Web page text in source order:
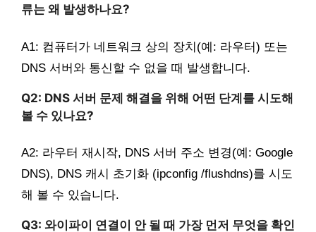
류는 왜 발생하나요?
A1: 컴퓨터가 네트워크 상의 장치(예: 라우터) 또는
DNS 서버와 통신할 수 없을 때 발생합니다.
Q2: DNS 서버 문제 해결을 위해 어떤 단계를 시도해
볼 수 있나요?
A2: 라우터 재시작, DNS 서버 주소 변경(예: Google
DNS), DNS 캐시 초기화 (ipconfig /flushdns)를 시도
해 볼 수 있습니다.
Q3: 와이파이 연결이 안 될 때 가장 먼저 무엇을 확인